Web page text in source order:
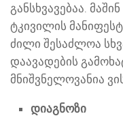
განსხვავებაა.
ტკივილის
ძილი შესაძლოა
დაავადების
მნიშვნელოვანია
დიაგნოზი